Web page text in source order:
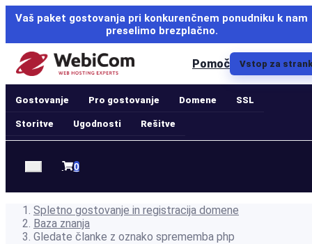
Vaš paket gostovanja pri konkurenčnem ponudniku k nam
preselimo brezplačno.
Pomoč Vstop za
Gostovanje Pro gostovanje Domene SSL
Storitve Ugodnosti Rešitve
0
Nakupovalna
Spletno gostovanje in registracija domene
Baza znanja
Gledate članke z oznako sprememba php